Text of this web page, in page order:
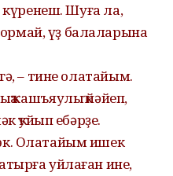
күренеш. Шуға ла,
үҙ балаларына
– тине олатайым.
ашъяулыҡ йәйеп,
ҡуйып ебәрҙе.
Олатайым ишек
уйлаған ине,